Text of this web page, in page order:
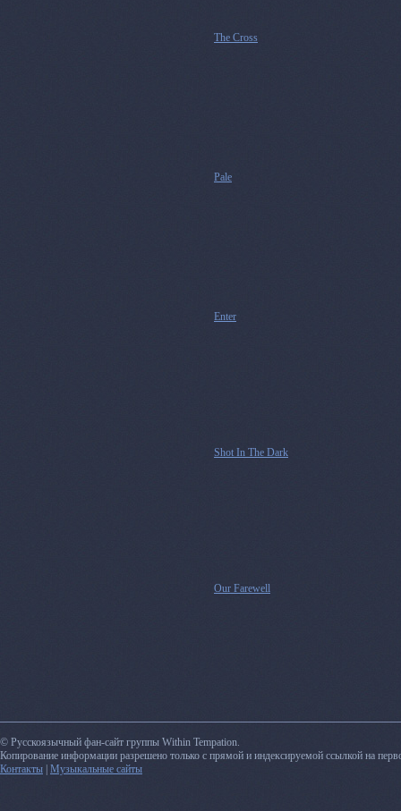
The Cross
Pale
Enter
Shot In The Dark
Our Farewell
© Русскоязычный фан-сайт группы Within Tempation.
Копирование информации разрешено только с прямой и индексируемой ссылкой на
Контакты Музыкальные сайты